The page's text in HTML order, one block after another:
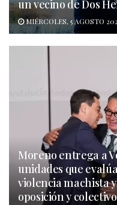
un vecino de Dos
MIÉRCOLES, 5 AGOSTO
Moreno entrega a
unidades que
violencia machista
oposición y